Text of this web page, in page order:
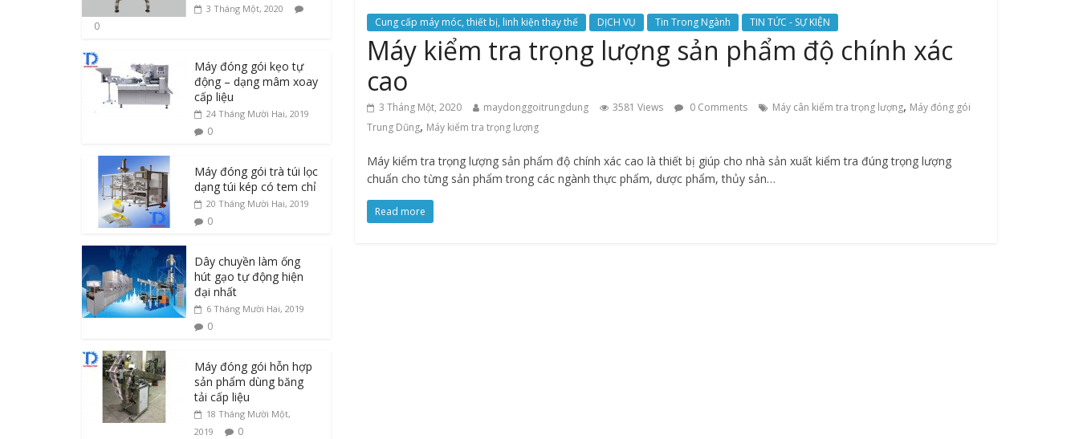
Cung cấp máy móc, thiết bị, linh kiện thay thế DỊCH VỤ Tin Trong Ngành TIN TỨC - SỰ KIỆN
Máy kiểm tra trọng lượng sản phẩm độ chính xác
cao
3 Tháng Một, 2020 maydonggoitrungdung 3581 Views 0 Comments Máy cân kiểm tra trọng lượng, Máy đóng gói
Trung Dũng, Máy kiểm tra trọng lượng
Máy kiểm tra trọng lượng sản phẩm độ chính xác cao là thiết bị giúp cho nhà sản xuất kiểm tra đúng trọng lượng
chuẩn cho từng sản phẩm trong các ngành thực phẩm, dược phẩm, thủy sản…
Read more
3 Tháng Một, 2020
0
Máy đóng gói kẹo tự
động – dạng mâm xoay
cấp liệu
24 Tháng Mười Hai, 2019
0
Máy đóng gói trà túi lọc
dạng túi kép có tem chỉ
20 Tháng Mười Hai, 2019
0
Dây chuyền làm ống
hút gạo tự động hiện
đại nhất
6 Tháng Mười Hai, 2019
0
Máy đóng gói hỗn hợp
sản phẩm dùng băng
tải cấp liệu
18 Tháng Mười Một,
2019
0